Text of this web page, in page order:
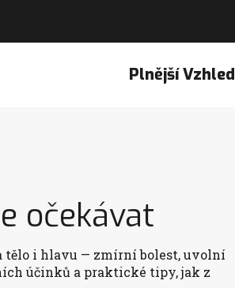
Plnější Vzhled
očekávat
tělo i hlavu — zmírní bolest, uvolní
účinků a praktické tipy, jak z